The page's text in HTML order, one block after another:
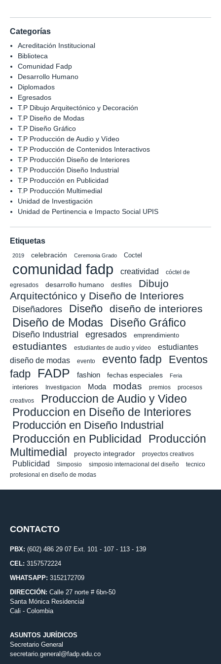
Categorías
Acreditación Institucional
Biblioteca
Comunidad Fadp
Desarrollo Humano
Diplomados
Egresados
T.P Dibujo Arquitectónico y Decoración
T.P Diseño de Modas
T.P Diseño Gráfico
T.P Producción de Audio y Vídeo
T.P Producción de Contenidos Interactivos
T.P Producción Diseño de Interiores
T.P Producción Diseño Industrial
T.P Producción en Publicidad
T.P Producción Multimedial
Unidad de Investigación
Unidad de Pertinencia e Impacto Social UPIS
Etiquetas
2019 celebración Ceremonia Grado Coctel
comunidad fadp creatividad
cóctel de
egresados
desarrollo humano desfiles
Dibujo
Arquitectónico y Diseño de Interiores
Diseñadores Diseño diseño de interiores
Diseño de Modas Diseño Gráfico
Diseño Industrial egresados emprendimiento
estudiantes estudiantes de audio y vídeo
estudiantes
diseño de modas
evento evento fadp
Eventos
fadp
FADP fashion fechas especiales Feria
interiores Investigacion Moda modas premios procesos
creativos Produccion de Audio y Video
Produccion en Diseño de Interiores
Producción en Diseño Industrial
Producción en Publicidad
Producción
Multimedial
proyecto integrador proyectos creativos
Publicidad Simposio simposio internacional del diseño
tecnico
profesional en diseño de modas
CONTACTO
PBX: (602) 486 29 07 Ext. 101 - 107 - 113 - 139
CEL: 3157572224
WHATSAPP: 3152172709
DIRECCIÓN: Calle 27 norte # 6bn-50
Santa Mónica Residencial
Cali - Colombia
ASUNTOS JURÍDICOS
Secretario General
secretario.general@fadp.edu.co